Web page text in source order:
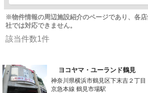
※物件情報の周辺施設紹介のページであり、各
社では対応できません。
該当件数1件
ヨコヤマ・ユーランド鶴見
神奈川県横浜市鶴見区下末吉２丁目
京急本線 鶴見市場駅